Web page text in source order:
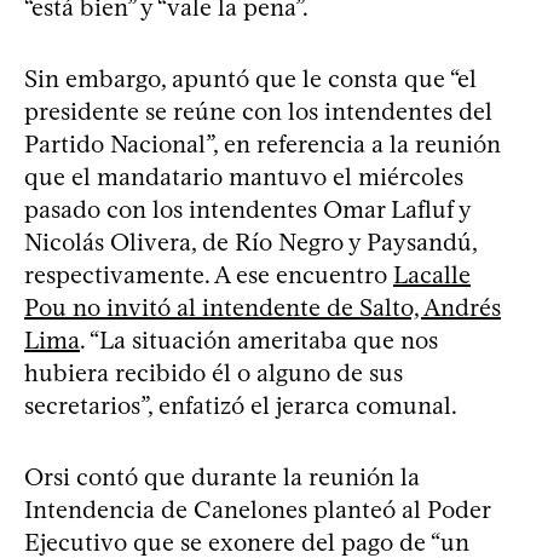
“está bien” y “vale la pena”.
Sin embargo, apuntó que le consta que “el
presidente se reúne con los intendentes del
Partido Nacional”, en referencia a la reunión
que el mandatario mantuvo el miércoles
pasado con los intendentes Omar Lafluf y
Nicolás Olivera, de Río Negro y Paysandú,
respectivamente. A ese encuentro Lacalle
Pou no invitó al intendente de Salto, Andrés
Lima. “La situación ameritaba que nos
hubiera recibido él o alguno de sus
secretarios”, enfatizó el jerarca comunal.
Orsi contó que durante la reunión la
Intendencia de Canelones planteó al Poder
Ejecutivo que se exonere del pago de “un